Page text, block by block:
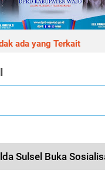
ada yang Terkait
Sulsel Buka